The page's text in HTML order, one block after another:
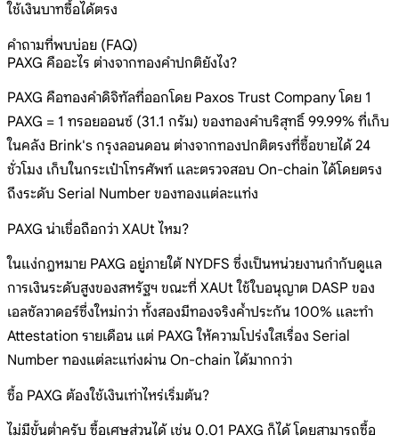
ใช้เงินบาทซื้อได้ตรง
คำถามที่พบบ่อย (FAQ)
PAXG คืออะไร ต่างจากทองคำปกติยังไง?
PAXG คือทองคำดิจิทัลที่ออกโดย Paxos Trust Company โดย 1
PAXG = 1 ทรอยออนซ์ (31.1 กรัม) ของทองคำบริสุทธิ์ 99.99% ที่เก็บ
ในคลัง Brink's กรุงลอนดอน ต่างจากทองปกติตรงที่ซื้อขายได้ 24
ชั่วโมง เก็บในกระเป๋าโทรศัพท์ และตรวจสอบ On-chain ได้โดยตรง
ถึงระดับ Serial Number ของทองแต่ละแท่ง
PAXG น่าเชื่อถือกว่า XAUt ไหม?
ในแง่กฎหมาย PAXG อยู่ภายใต้ NYDFS ซึ่งเป็นหน่วยงานกำกับดูแล
การเงินระดับสูงของสหรัฐฯ ขณะที่ XAUt ใช้ใบอนุญาต DASP ของ
เอลซัลวาดอร์ซึ่งใหม่กว่า ทั้งสองมีทองจริงค้ำประกัน 100% และทำ
Attestation รายเดือน แต่ PAXG ให้ความโปร่งใสเรื่อง Serial
Number ทองแต่ละแท่งผ่าน On-chain ได้มากกว่า
ซื้อ PAXG ต้องใช้เงินเท่าไหร่เริ่มต้น?
ไม่มีขั้นต่ำครับ ซื้อเศษส่วนได้ เช่น 0.01 PAXG ก็ได้ โดยสามารถซื้อ